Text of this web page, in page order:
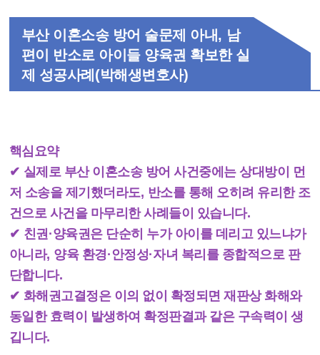
부산 이혼소송 방어 술문제 아내, 남
편이 반소로 아이들 양육권 확보한 실
제 성공사례(박해생변호사)
핵심요약
✔ 실제로 부산 이혼소송 방어 사건중에는 상대방이 먼
저 소송을 제기했더라도, 반소를 통해 오히려 유리한 조
건으로 사건을 마무리한 사례들이 있습니다.
✔ 친권 ·양육권은 단순히 누가 아이를 데리고 있느냐가
아니라, 양육 환경·안정성·자녀 복리를 종합적으로 판
단합니다.
✔ 화해권고결정은 이의 없이 확정되면 재판상 화해와
동일한 효력이 발생하여 확정판결과 같은 구속력이 생
깁니다.